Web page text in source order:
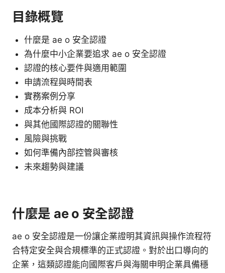
目錄概覽
什麼是 ae o 安全認證
為什麼中小企業要追求 ae o 安全認證
認證的核心要件與適用範圍
申請流程與時間表
實務案例分享
成本分析與 ROI
與其他國際認證的關聯性
風險與挑戰
如何準備內部控管與審核
未來趨勢與建議
什麼是 ae o 安全認證
ae o 安全認證是一份讓企業證明其資訊與操作流程符
合特定安全與合規標準的正式認證。對於出口導向的
企業，這類認證能向國際客戶與海關申明企業具備穩